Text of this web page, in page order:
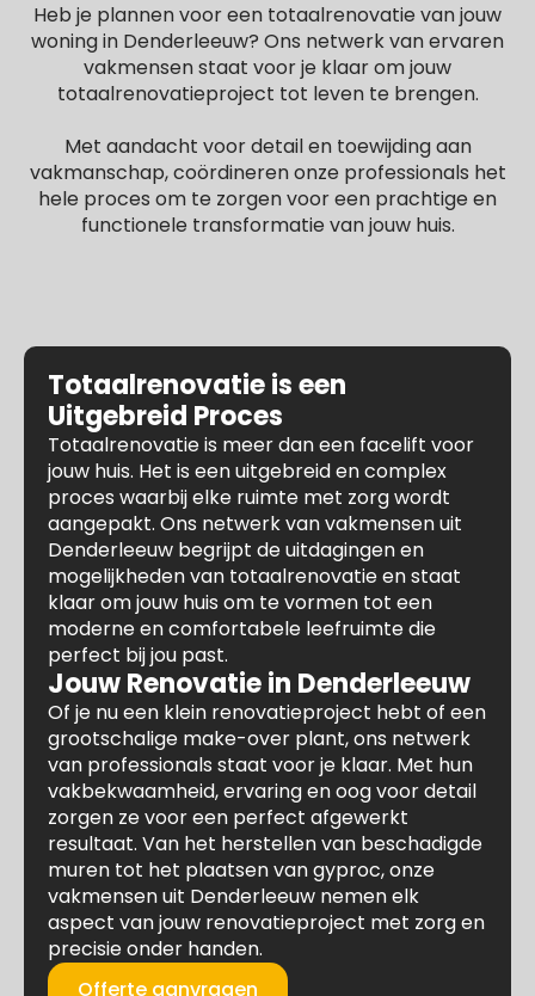
Heb je plannen voor een totaalrenovatie van jouw
woning in Denderleeuw? Ons netwerk van ervaren
vakmensen staat voor je klaar om jouw
totaalrenovatieproject tot leven te brengen.
Met aandacht voor detail en toewijding aan
vakmanschap, coördineren onze professionals het
hele proces om te zorgen voor een prachtige en
functionele transformatie van jouw huis.
Totaalrenovatie is een
Uitgebreid Proces
Totaalrenovatie is meer dan een facelift voor
jouw huis. Het is een uitgebreid en complex
proces waarbij elke ruimte met zorg wordt
aangepakt. Ons netwerk van vakmensen uit
Denderleeuw begrijpt de uitdagingen en
mogelijkheden van totaalrenovatie en staat
klaar om jouw huis om te vormen tot een
moderne en comfortabele leefruimte die
perfect bij jou past.
Jouw Renovatie in Denderleeuw
Of je nu een klein renovatieproject hebt of een
grootschalige make-over plant, ons netwerk
van professionals staat voor je klaar. Met hun
vakbekwaamheid, ervaring en oog voor detail
zorgen ze voor een perfect afgewerkt
resultaat. Van het herstellen van beschadigde
muren tot het plaatsen van gyproc, onze
vakmensen uit Denderleeuw nemen elk
aspect van jouw renovatieproject met zorg en
precisie onder handen.
Offerte aanvragen